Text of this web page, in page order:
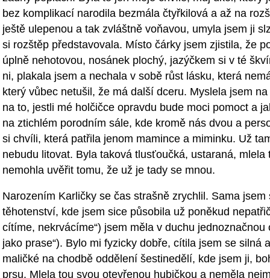
bez komplikací narodila bezmála čtyřkilová a až na
ještě ulepenou a tak zvláštně voňavou, umyla jsem ji
si rozštěp představovala. Místo čárky jsem zjistila, že
úplně nehotovou, nosánek plochý, jazýčkem si v té
ni, plakala jsem a nechala v sobě růst lásku, která
který vůbec netušil, že má další dceru. Myslela jsem
na to, jestli mé holčičce opravdu bude moci pomoct a
na ztichlém porodním sále, kde kromě nás dvou a
si chvíli, která patřila jenom mamince a miminku. Už
nebudu litovat. Byla taková tlusťoučká, ustaraná,
nemohla uvěřit tomu, že už je tady se mnou.
Narozením Karličky se čas strašně zrychlil. Sama
těhotenství, kde jsem sice působila už poněkud
cítíme, nekrvácíme“) jsem měla v duchu
jako prase“). Bylo mi fyzicky dobře, cítila jsem se silná
maličké na chodbě oddělení šestinedělí, kde jsem ji,
prsu. Mlela tou svou otevřenou hubičkou a neměla